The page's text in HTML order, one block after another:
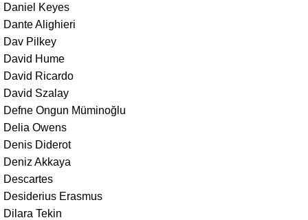
Daniel Keyes
Dante Alighieri
Dav Pilkey
David Hume
David Ricardo
David Szalay
Defne Ongun Müminoğlu
Delia Owens
Denis Diderot
Deniz Akkaya
Descartes
Desiderius Erasmus
Dilara Tekin